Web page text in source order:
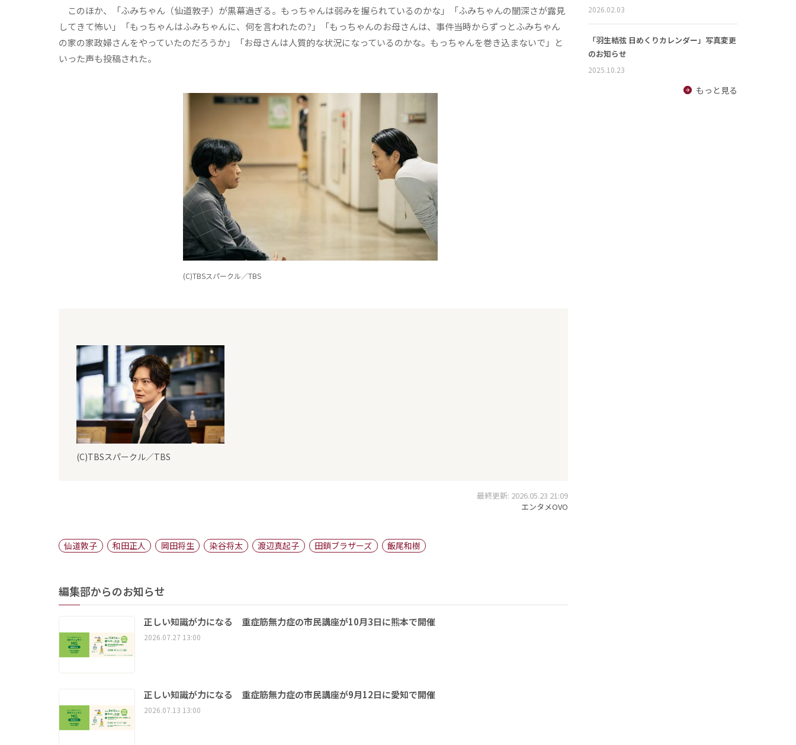
このほか、「ふみちゃん（仙道敦子）が黒幕過ぎる。もっちゃんは弱みを握られているのかな」「ふみちゃんの闇深さが露見
してきて怖い」「もっちゃんはふみちゃんに、何を言われたの?」「もっちゃんのお母さんは、事件当時からずっとふみちゃん
の家の家政婦さんをやっていたのだろうか」「お母さんは人質的な状況になっているのかな。もっちゃんを巻き込まないで」と
いった声も投稿された。
(C)TBSスパークル／TBS
(C)TBSスパークル／TBS
最終更新: 2026.05.23 21:09
エンタメOVO
仙道敦子 和田正人 岡田将生 染谷将太 渡辺真起子 田鎖ブラザーズ 飯尾和樹
編集部からのお知らせ
正しい知識が力になる 重症筋無力症の市民講座が10月3日に熊本で開催
2026.07.27 13:00
正しい知識が力になる 重症筋無力症の市民講座が9月12日に愛知で開催
2026.07.13 13:00
2026.02.03
「羽生結弦 日めくりカレンダー」写真変更
のお知らせ
2025.10.23
もっと見る